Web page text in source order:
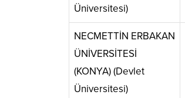
Üniversitesi)
NECMETTİN ERBAKAN
ÜNİVERSİTESİ
(KONYA) (Devlet
Üniversitesi)